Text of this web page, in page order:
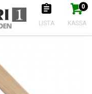
LISTA
0
KASSA
Gå till kassan
Faner